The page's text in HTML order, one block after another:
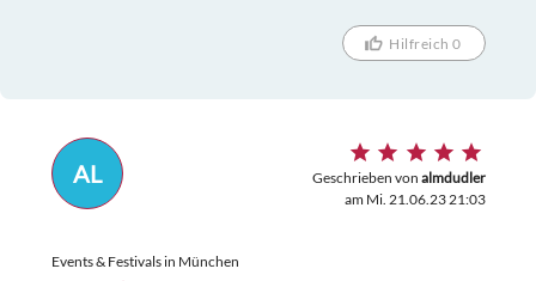
Hilfreich 0
AL Geschrieben von almdudler
am Mi. 21.06.23 21:03
Events & Festivals in München